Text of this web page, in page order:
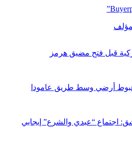
قبل فتح مضيق هرمز
هبوط أرضي وسط طريق عامودا
اجتماع “عبدي والشرع” إيجابي